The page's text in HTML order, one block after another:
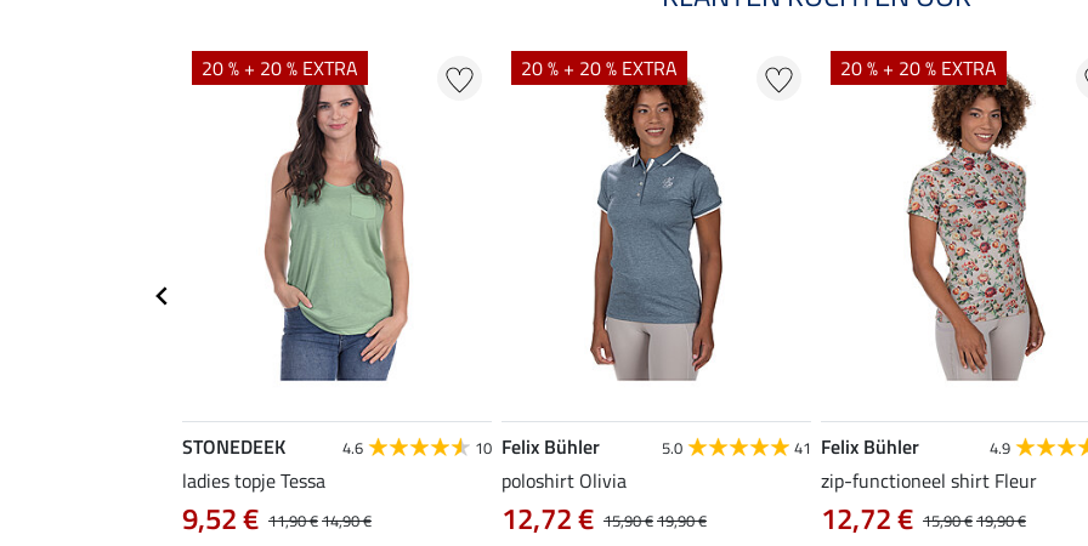
20 % + 20 % EXTRA
STONEDEEK 4.6 10
ladies topje Tessa
11,90 €14,90 €
9,52 €
20 % + 20 % EXTRA
Felix Bühler 5.0 41
poloshirt Olivia
15,90 €19,90 €
12,72 €
20 % + 20 % EXTRA
Felix Bühler 4.9
zip-functioneel shirt Fleur
15,90 €19,90 €
12,72 €